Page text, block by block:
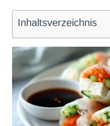
Inhaltsverzeichnis